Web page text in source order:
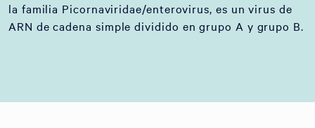
la familia Picornaviridae/enterovirus, es un virus de
ARN de cadena simple dividido en grupo A y grupo B.